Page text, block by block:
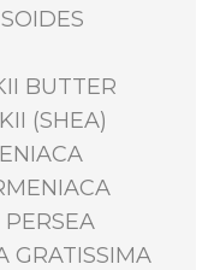
BUTTER
(SHEA)
GRATISSIMA